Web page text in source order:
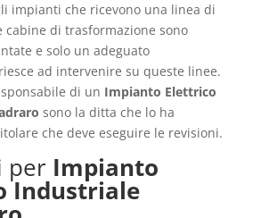
impianti che ricevono una linea di
cabine di trasformazione sono
e solo un adeguato
ad intervenire su queste linee.
di un Impianto Elettrico
sono la ditta che lo ha
che deve eseguire le revisioni.
per Impianto
Industriale